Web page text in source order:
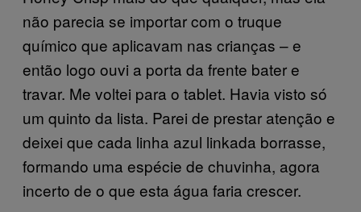
não parecia se importar com o truque
químico que aplicavam nas crianças – e
então logo ouvi a porta da frente bater e
travar. Me voltei para o tablet. Havia visto só
um quinto da lista. Parei de prestar atenção e
deixei que cada linha azul linkada borrasse,
formando uma espécie de chuvinha, agora
incerto de o que esta água faria crescer.